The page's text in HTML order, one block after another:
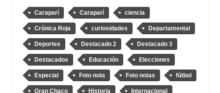
Caraparí Caraparì ciencia
Crónica Roja curiosidades Departamental
Deportes Destacado 2 Destacado 3
Destacados Educación Elecciones
Especial Foto nota Foto notas fútbol
Gran Chaco Historia Internacional